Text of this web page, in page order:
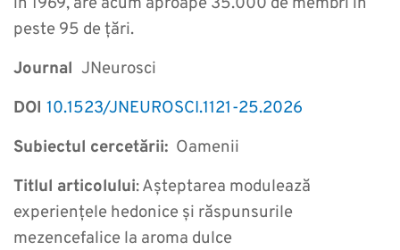
peste 95 de țări.
Journal JNeurosci
DOI 10.1523/JNEUROSCI.1121-25.2026
Subiectul cercetării: Oamenii
Titlul articolului: Așteptarea modulează
experiențele hedonice și răspunsurile
mezencefalice la aroma dulce